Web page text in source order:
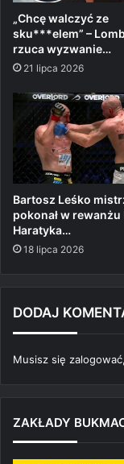
„Chcę walczyć ze
sku***elem” –
rzuca wyzwanie…
21 lipca 2026
Bartosz Leśko
pokonał w rewanżu
Haratyka…
18 lipca 2026
DODAJ
Musisz się zalogować
ZAKŁADY